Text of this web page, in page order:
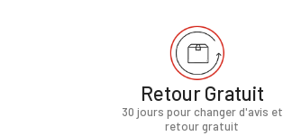
Retour Gratuit
30 jours pour changer d'avis et
retour gratuit